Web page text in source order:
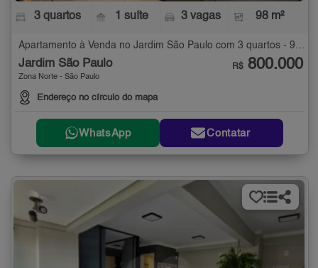
3 quartos 1 suíte 3 vagas 98 m²
Apartamento à Venda no Jardim São Paulo com 3 quartos - 98 m²
Jardim São Paulo
Zona Norte - São Paulo
Endereço no círculo do mapa
R$ 800.000
WhatsApp Contatar